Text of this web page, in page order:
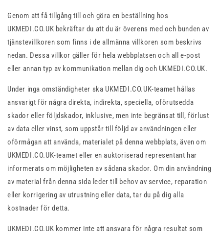
Genom att få tillgång till och göra en beställning hos
UKMEDI.CO.UK bekräftar du att du är överens med och bunden av
tjänstevillkoren som finns i de allmänna villkoren som beskrivs
nedan. Dessa villkor gäller för hela webbplatsen och all e-post
eller annan typ av kommunikation mellan dig och UKMEDI.CO.UK.
Under inga omständigheter ska UKMEDI.CO.UK-teamet hållas
ansvarigt för några direkta, indirekta, speciella, oförutsedda
skador eller följdskador, inklusive, men inte begränsat till, förlust
av data eller vinst, som uppstår till följd av användningen eller
oförmågan att använda, materialet på denna webbplats, även om
UKMEDI.CO.UK-teamet eller en auktoriserad representant har
informerats om möjligheten av sådana skador. Om din användning
av material från denna sida leder till behov av service, reparation
eller korrigering av utrustning eller data, tar du på dig alla
kostnader för detta.
UKMEDI.CO.UK kommer inte att ansvara för några resultat som